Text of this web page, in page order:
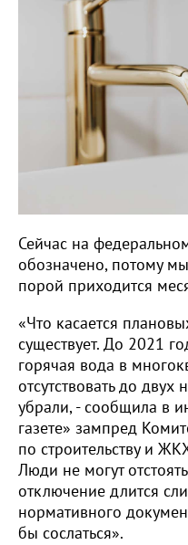
Сейчас на
обозначено, потому
порой приходится
«Что касается
существует. До 2021
горячая вода в
отсутствовать до
убрали, - сообщила в
газете» зампред
по строительству и
Люди не могут
отключение длится
нормативного
бы сослаться».